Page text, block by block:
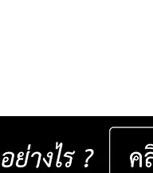
are 100% designed and